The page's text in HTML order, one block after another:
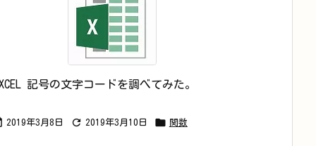
記号の文字コードを調べてみた。
2019年3月8日  2019年3月10日  関数